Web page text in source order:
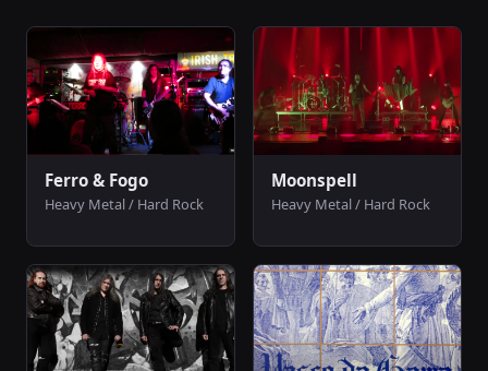
Ferro & Fogo
Heavy Metal / Hard Rock
Moonspell
Heavy Metal / Hard Rock